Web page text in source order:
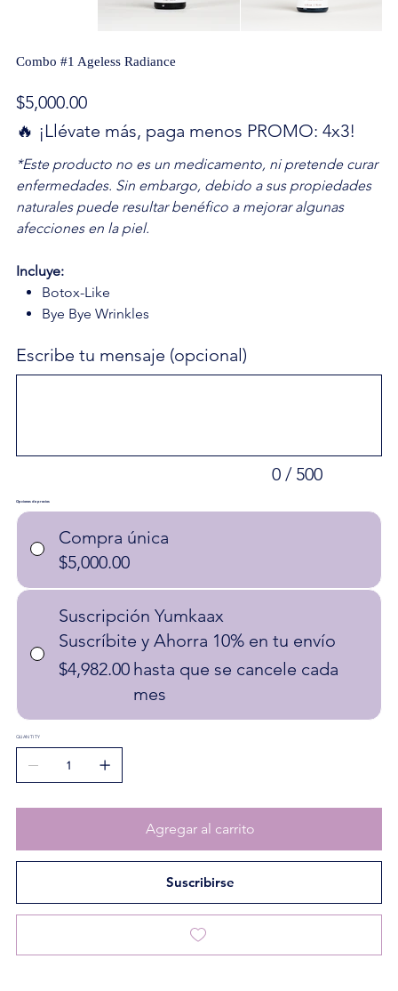
Combo #1 Ageless Radiance
Precio
$5,000.00
🔥 ¡Llévate más, paga menos PROMO: 4x3!
*Este producto no es un medicamento, ni pretende curar
enfermedades. Sin embargo, debido a sus propiedades
naturales puede resultar benéfico a mejorar algunas
afecciones en la piel.
Incluye:
Botox-Like
Bye Bye Wrinkles
Escribe tu mensaje (opcional)
0 / 500
Opciones de precios
Compra única
$5,000.00
Suscripción Yumkaax
Suscríbite y Ahorra 10% en tu envío
$4,982.00 hasta que se cancele cada
mes
QUANTITY
Agregar al carrito
Suscribirse